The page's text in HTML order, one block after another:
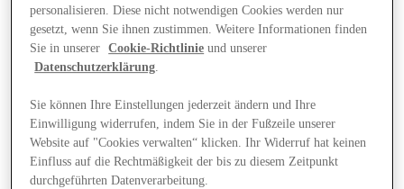
Angebote
personalisieren. Diese nicht notwendigen Cookies werden nur
gesetzt, wenn Sie ihnen zustimmen. Weitere Informationen finden
Sie in unserer
Cookie-Richtlinie und unserer
Datenschutzerklärung.
Sie können Ihre Einstellungen jederzeit ändern und Ihre
Einwilligung widerrufen, indem Sie in der Fußzeile unserer
Website auf "Cookies verwalten“ klicken. Ihr Widerruf hat keinen
Einfluss auf die Rechtmäßigkeit der bis zu diesem Zeitpunkt
durchgeführten Datenverarbeitung.